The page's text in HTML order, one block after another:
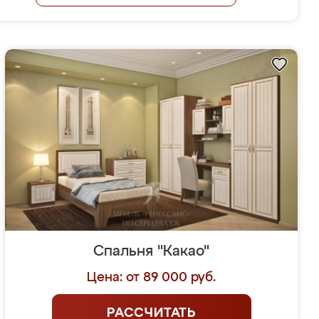
Спальня "Какао"
Цена: от 89 000 руб.
РАССЧИТАТЬ